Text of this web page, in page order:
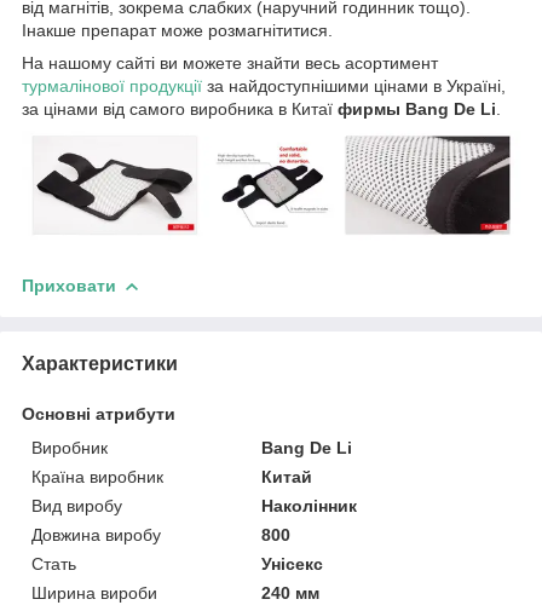
від магнітів, зокрема слабких (наручний годинник тощо).
Інакше препарат може розмагнітитися.
На нашому сайті ви можете знайти весь асортимент
турмалінової продукції за найдоступнішими цінами в Україні,
за цінами від самого виробника в Китаї фирмы Bang De Li
Приховати
Характеристики
Основні атрибути
Виробник
Bang De Li
Країна виробник
Китай
Вид виробу
Наколінник
Довжина виробу
800
Стать
Унісекс
Ширина вироби
240 мм